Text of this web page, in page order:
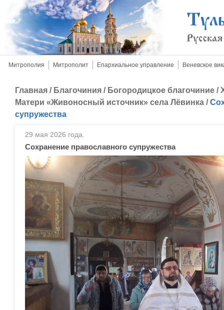
Митрополия Митрополит Епархиальное управление Веневское
Главная / Благочиния / Богородицкое благочиние /
Матери «Живоносный источник» села Лёвинка /
супружества
29 мая 2026 года.
Сохранение православного супружества